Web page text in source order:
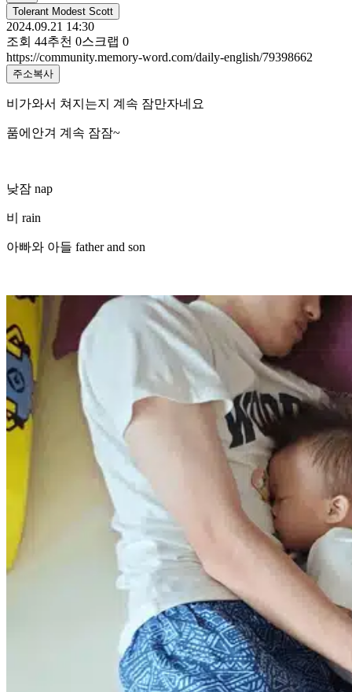
Tolerant Modest Scott
2024.09.21 14:30
조회 44추천 0스크랩 0
https://community.memory-word.com/daily-english/79398662
주소복사
비가와서 쳐지는지 계속 잠만자네요
품에안겨 계속 잠잠~
낮잠 nap
비 rain
아빠와 아들 father and son